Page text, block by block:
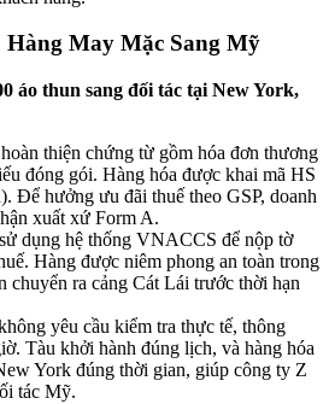
May Mặc Sang Mỹ
áo thun sang đối tác tại New York,
thiện chứng từ gồm hóa đơn thương
đóng gói. Hàng hóa được khai mã HS
Để hưởng ưu đãi thuế theo GSP, doanh
xuất xứ Form A.
dụng hệ thống VNACCS để nộp tờ
Hàng được niêm phong an toàn trong
chuyển ra cảng Cát Lái trước thời hạn
yêu cầu kiểm tra thực tế, thông
Tàu khởi hành đúng lịch, và hàng hóa
York đúng thời gian, giúp công ty Z
tác Mỹ.